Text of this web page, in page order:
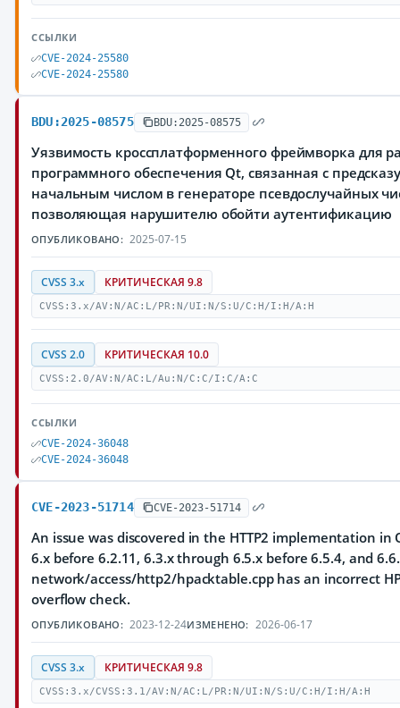
ССЫЛКИ
CVE-2024-25580
CVE-2024-25580
BDU:2025-08575 BDU:2025-08575
Уязвимость кроссплатформенного фреймворка для
программного обеспечения Qt, связанная с
начальным числом в генераторе псевдослучайных
позволяющая нарушителю обойти аутентификацию
ОПУБЛИКОВАНО: 2025-07-15
CVSS 3.x КРИТИЧЕСКАЯ 9.8
CVSS:3.x/AV:N/AC:L/PR:N/UI:N/S:U/C:H/I:H/A:H
CVSS 2.0 КРИТИЧЕСКАЯ 10.0
CVSS:2.0/AV:N/AC:L/Au:N/C:C/I:C/A:C
ССЫЛКИ
CVE-2024-36048
CVE-2024-36048
CVE-2023-51714 CVE-2023-51714
An issue was discovered in the HTTP2 implementation in
6.x before 6.2.11, 6.3.x through 6.5.x before 6.5.4, and
network/access/http2/hpacktable.cpp has an incorrect
overflow check.
ОПУБЛИКОВАНО: 2023-12-24ИЗМЕНЕНО: 2026-06-17
CVSS 3.x КРИТИЧЕСКАЯ 9.8
CVSS:3.x/CVSS:3.1/AV:N/AC:L/PR:N/UI:N/S:U/C:H/I:H/A:H